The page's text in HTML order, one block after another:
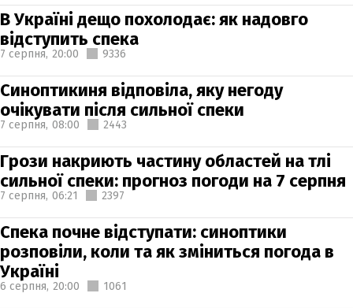
В Україні дещо похолодає: як надовго
відступить спека
7 серпня, 20:00 9336
Синоптикиня відповіла, яку негоду
очікувати після сильної спеки
7 серпня, 08:00 2443
Грози накриють частину областей на тлі
сильної спеки: прогноз погоди на 7 серпня
7 серпня, 06:21 2397
Спека почне відступати: синоптики
розповіли, коли та як зміниться погода в
Україні
6 серпня, 20:00 1061